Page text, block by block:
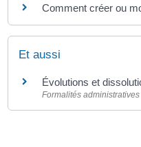
Comment créer ou
Et aussi
Évolutions et
Formalités